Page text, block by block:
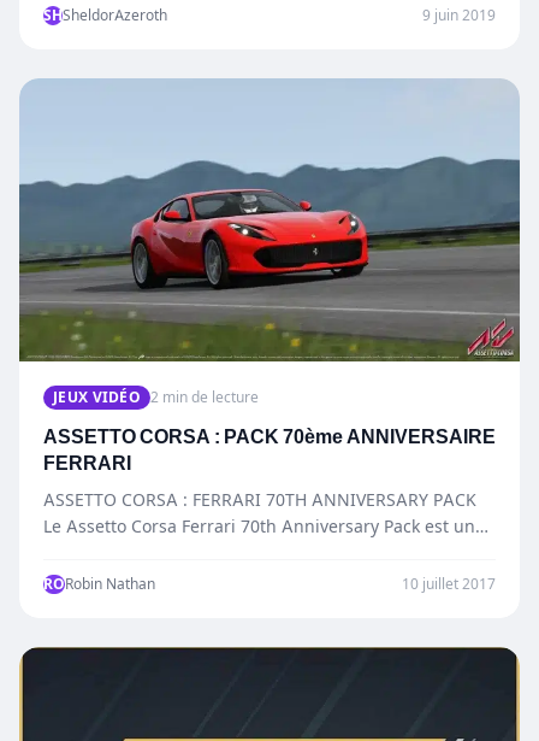
SHSheldorAzeroth 9 juin 2019
JEUX VIDÉO 2 min de lecture
ASSETTO CORSA : PACK 70ème ANNIVERSAIRE
FERRARI
ASSETTO CORSA : FERRARI 70TH ANNIVERSARY PACK
Le Assetto Corsa Ferrari 70th Anniversary Pack est un
RORobin Nathan 10 juillet 2017